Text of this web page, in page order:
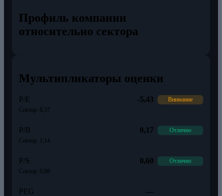
Профиль компании
относительно сектора
Мультипликаторы оценки
P/E
Сектор: 8,37
-5,43 Внимание
P/B
Сектор: 1,14
0,17 Отлично
P/S
Сектор: 0,88
0,60 Отлично
PEG —